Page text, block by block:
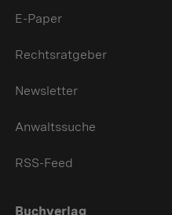
E-Paper
Rechtsratgeber
Newsletter
Anwaltssuche
RSS-Feed
Buchverlag